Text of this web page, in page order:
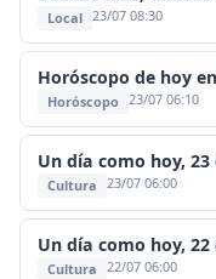
Local 23/07 08:30
Horóscopo de hoy
Horóscopo 23/07 06:10
Un día como hoy, 23
Cultura 23/07 06:00
Un día como hoy, 22
Cultura 22/07 06:00